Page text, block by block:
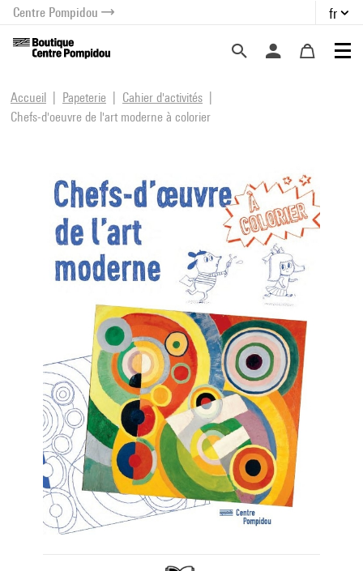
menu
contenu
Centre Pompidou fr
Accueil Papeterie
Cahier d'activités
Chefs-d'oeuvre de l'art moderne à colorier